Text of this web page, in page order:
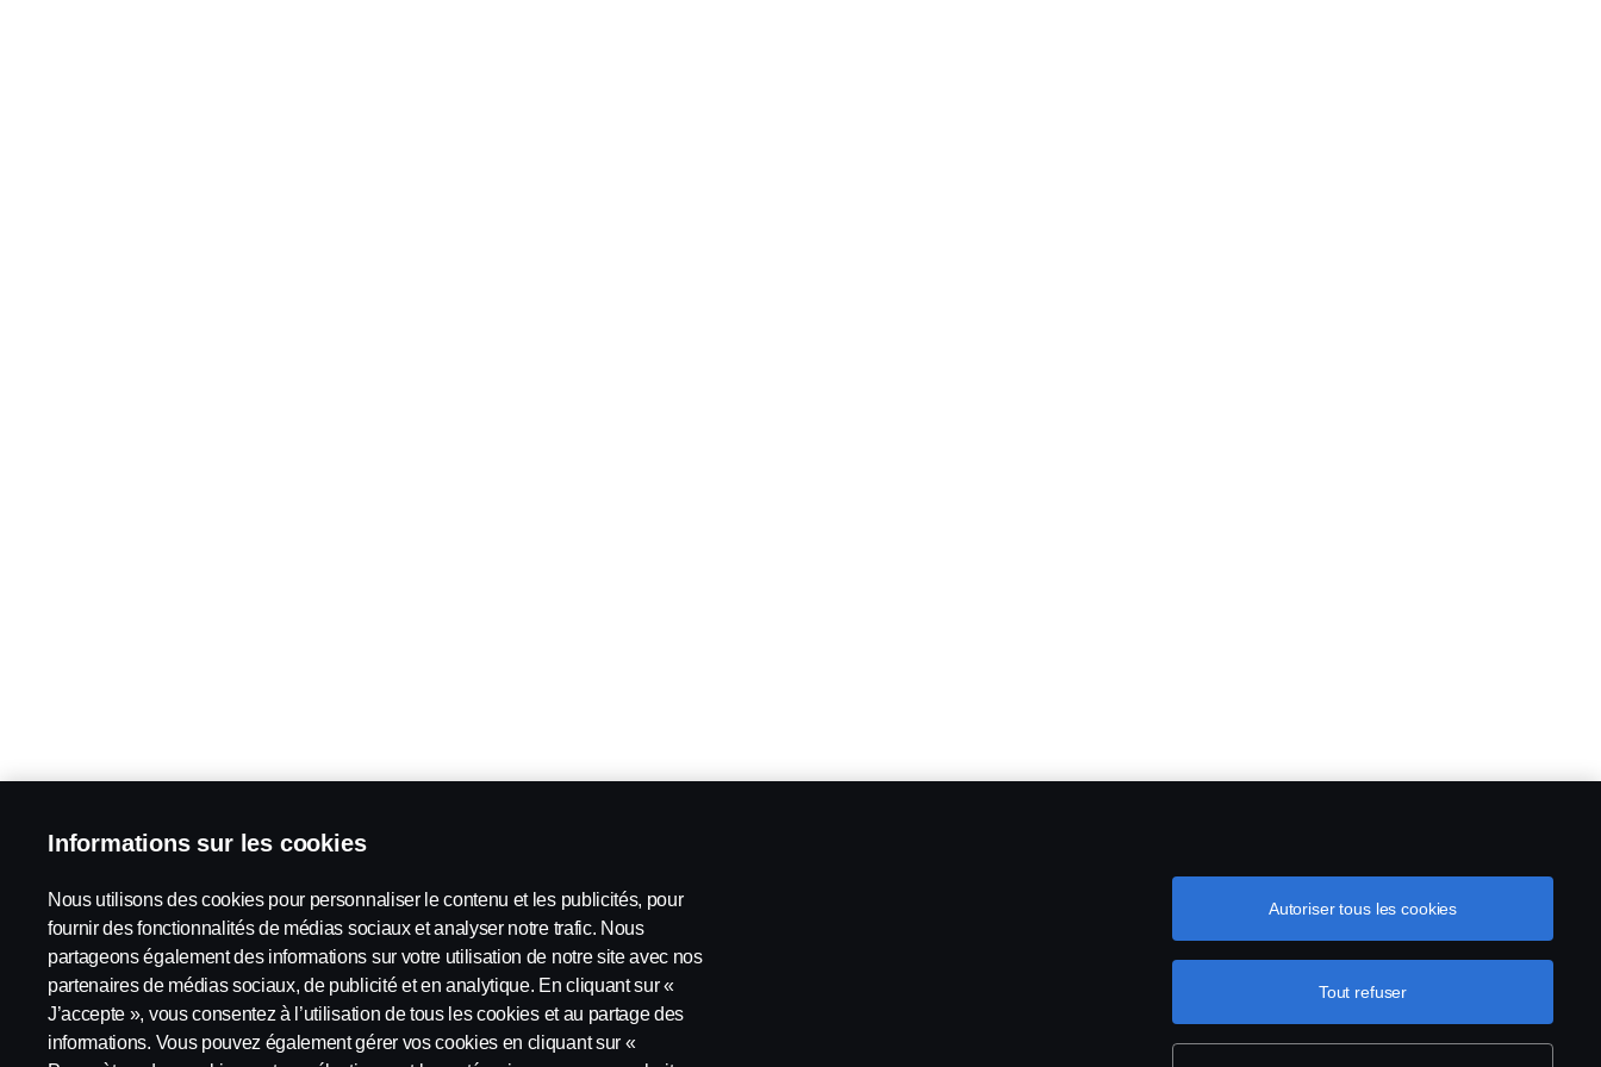
Informations sur les cookies
Nous utilisons des cookies pour personnaliser le contenu et les publicités, pour
fournir des fonctionnalités de médias sociaux et analyser notre trafic. Nous
partageons également des informations sur votre utilisation de notre site avec nos
partenaires de médias sociaux, de publicité et en analytique. En cliquant sur «
J’accepte », vous consentez à l’utilisation de tous les cookies et au partage des
informations. Vous pouvez également gérer vos cookies en cliquant sur «
Tout refuser
Autoriser tous les cookies